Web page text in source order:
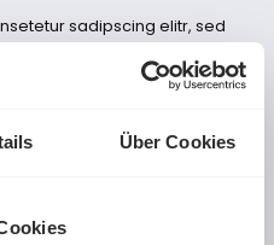
Über Cookies
sadipscing elitr, sed
ut labore et dolore
voluptua. At vero eos et
ea rebum. Stet clita kasd
consetetur sadipscing elitr,
est Lorem ipsum dolor sit